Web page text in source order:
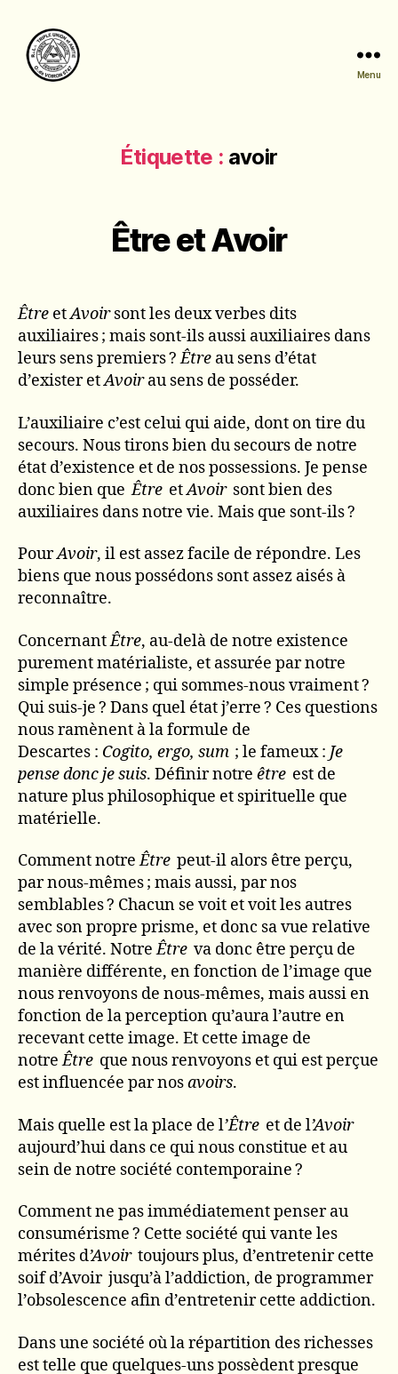
Menu
Étiquette : avoir
Être et Avoir
Être etAvoirsont les deux verbes dits
auxiliaires ; mais sont-ils aussi auxiliaires dans
leurs sens premiers ?Être au sens d’état
d’exister etAvoirau sens de posséder.
L’auxiliaire c’est celui qui aide, dont on tire du
secours. Nous tirons bien du secours de notre
état d’existence et de nos possessions. Je pense
donc bien queÊtre etAvoirsont bien des
auxiliaires dans notre vie. Mais que sont-ils ?
PourAvoir, il est assez facile de répondre. Les
biens que nous possédons sont assez aisés à
reconnaître.
ConcernantÊtre, au-delà de notre existence
purement matérialiste, et assurée par notre
simple présence ; qui sommes-nous vraiment ?
Qui suis-je ? Dans quel état j’erre ? Ces questions
nous ramènent à la formule de
Descartes : Cogito, ergo, sum ; le fameux : Je
pense donc je suis. Définir notre être est de
nature plus philosophique et spirituelle que
matérielle.
Comment notreÊtre peut-il alors être perçu,
par nous-mêmes ; mais aussi, par nos
semblables ? Chacun se voit et voit les autres
avec son propre prisme, et donc sa vue relative
de la vérité. NotreÊtre va donc être perçu de
manière différente, en fonction de l’image que
nous renvoyons de nous-mêmes, mais aussi en
fonction de la perception qu’aura l’autre en
recevant cette image. Et cette image de
notreÊtre que nous renvoyons et qui est perçue
est influencée par nosavoirs.
Mais quelle est la place de l’Être et de l’Avoir
aujourd’hui dans ce qui nous constitue et au
sein de notre société contemporaine ?
Comment ne pas immédiatement penser au
consumérisme ? Cette société qui vante les
mérites d’Avoirtoujours plus, d’entretenir cette
soif d’Avoir jusqu’à l’addiction, de programmer
l’obsolescence afin d’entretenir cette addiction.
Dans une société où la répartition des richesses
est telle que quelques-uns possèdent presque